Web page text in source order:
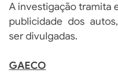
A investigação tramita
publicidade dos
ser divulgadas.
GAECO